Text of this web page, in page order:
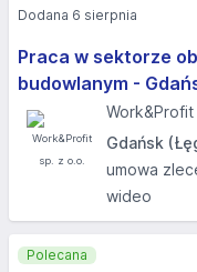
Praca w sektorze
budowlanym -
Gdańsk
umowa
wideo
Dodana 6 sierpnia
Polecana